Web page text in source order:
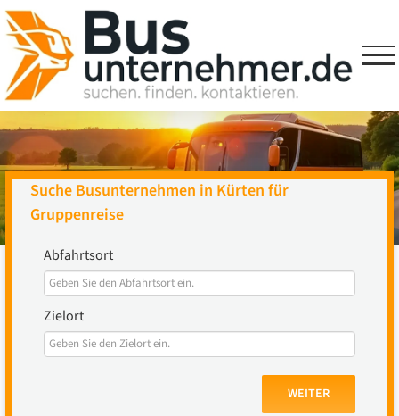
Skip
to
content
Suche Busunternehmen in Kürten für
Gruppenreise
Abfahrtsort
Zielort
WEITER